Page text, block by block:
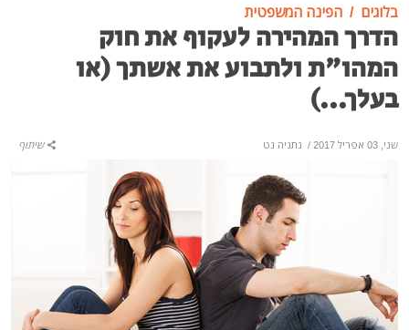
בלוגים הפינה המשפטית
הדרך המהירה לעקוף את חוק
המהו"ת ולתבוע את אשתך (או
בעלך...)
שני, 03 אפריל 2017 / נתניה נט שיתוף